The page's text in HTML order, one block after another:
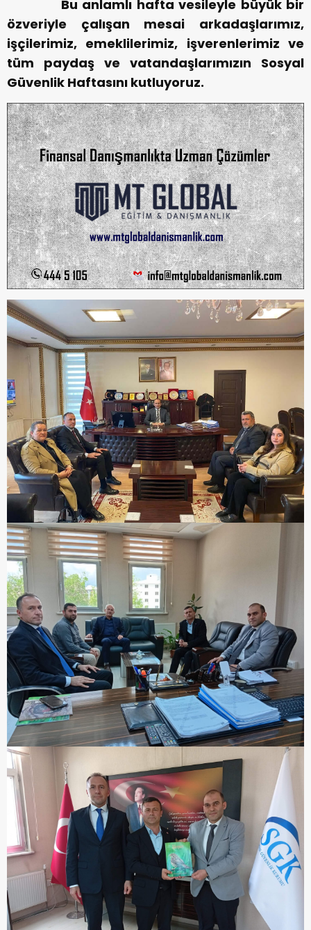
Bu anlamlı hafta vesileyle büyük bir
özveriyle çalışan mesai arkadaşlarımız,
işçilerimiz, emeklilerimiz, işverenlerimiz ve
tüm paydaş ve vatandaşlarımızın Sosyal
Güvenlik Haftasını kutluyoruz.